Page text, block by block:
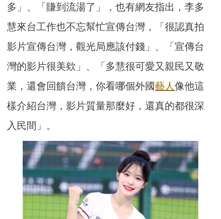
多」、「賺到流湯了」，也有網友指出，李多
慧來台工作也不忘幫忙宣傳台灣，「很認真拍
影片宣傳台灣，觀光局應該付錢」、「宣傳台
灣的影片很美欸」、「多慧很可愛又親民又敬
業，還會回饋台灣，你看哪個外國藝人像他這
樣介紹台灣，影片質量那麼好，還真的都很深
入民間」。